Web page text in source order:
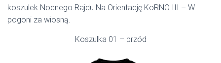
koszulek Nocnego Rajdu Na Orientację KoRNO III – W
pogoni za wiosną.
Koszulka 01 – przód